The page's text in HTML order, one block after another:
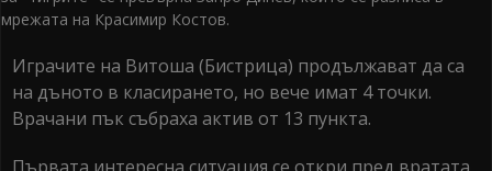
мрежата на Красимир Костов.
Играчите на Витоша (Бистрица) продължават да са
на дъното в класирането, но вече имат 4 точки.
Врачани пък събраха актив от 13 пункта.